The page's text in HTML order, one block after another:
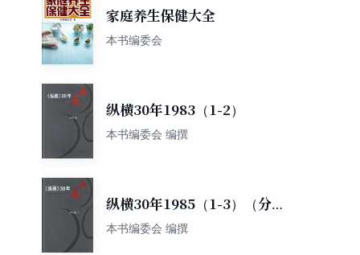
家庭养生保健大全
本书编委会
纵横30年1983（1-2）
本书编委会 编撰
纵横30年1985（1-3）（分两
册）
本书编委会 编撰